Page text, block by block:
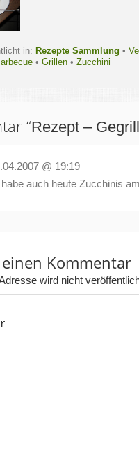
in: Rezepte Sammlung •
• Grillen • Zucchini
“Rezept –
@ 19:19
auch heute Zucchinis
Kommentar
wird nicht